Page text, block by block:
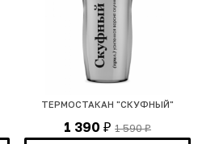
ТЕРМОСТАКАН "СКУФНЫЙ"
1 390 ₽ 1 590₽